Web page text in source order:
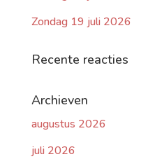
Zondag 19 juli 2026
Recente reacties
Archieven
augustus 2026
juli 2026